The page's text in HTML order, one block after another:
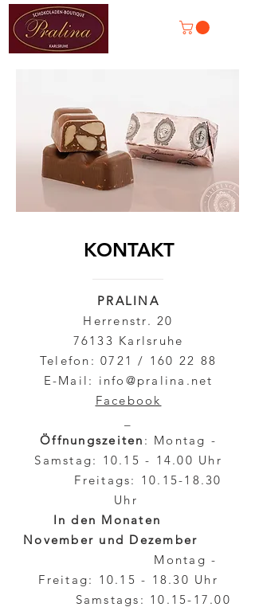
KONTAKT
PRALINA
Herrenstr. 20
76133 Karlsruhe
Telefon: 0721 / 160 22 88
E-Mail: info@pralina.net
Facebook
Öffnungszeiten : Montag -
Samstag: 10.15 - 14.00 Uhr
Freitags: 10.15-18.30
Uhr
In den Monaten
November und Dezember
Montag -
Freitag: 10.15 - 18.30 Uhr
Samstags: 10.15-17.00